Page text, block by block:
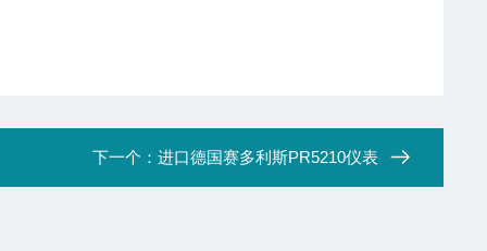
下一个： 进口德国赛多利斯PR5210仪表